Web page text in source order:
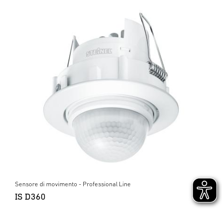
Sensore di movimento - Professional Line
IS D360